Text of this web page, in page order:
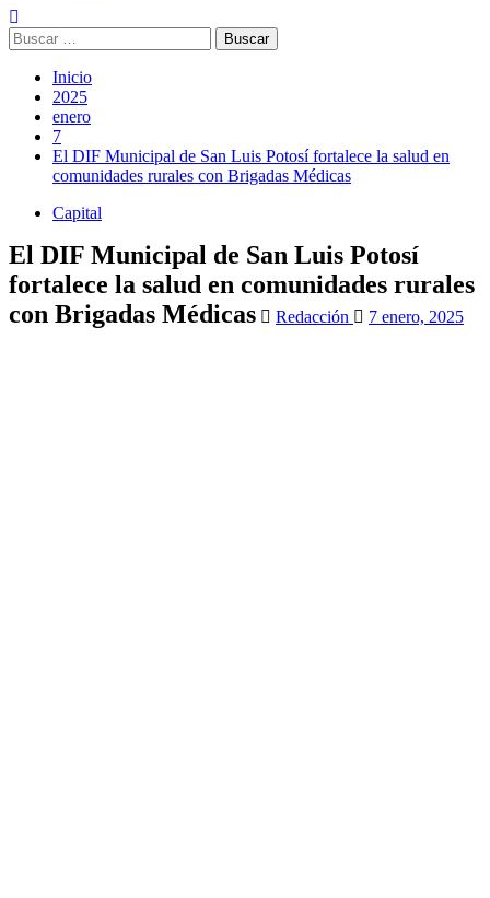
Buscar:
Inicio
2025
enero
7
El DIF Municipal de San Luis Potosí fortalece la salud en
comunidades rurales con Brigadas Médicas
Capital
El DIF Municipal de San Luis Potosí
fortalece la salud en comunidades rurales
con Brigadas Médicas
Redacción 7 enero, 2025